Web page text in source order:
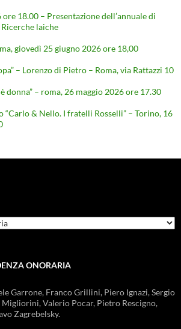
18.00 – Presentazione dell’annuale di
laiche
giovedì 25 giugno 2026 ore 18,00
– Lorenzo di Pietro – Roma, via Rattazzi 10
donna” – roma, 26 maggio 2026 ore 17.30
“Carlo & Nello. I fratelli Rosselli” – Torino, 16
ONORARIA
Garrone, Franco Grillini, Piero Ignazi, Sergio
Valerio Pocar, Pietro Rescigno,
Zagrebelsky.